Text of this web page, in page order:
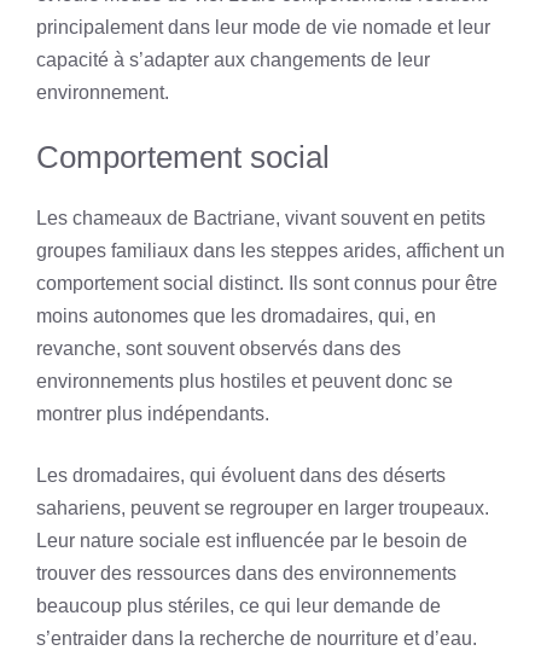
principalement dans leur mode de vie nomade et leur
capacité à s’adapter aux changements de leur
environnement.
Comportement social
Les chameaux de Bactriane, vivant souvent en petits
groupes familiaux dans les steppes arides, affichent un
comportement social distinct. Ils sont connus pour être
moins autonomes que les dromadaires, qui, en
revanche, sont souvent observés dans des
environnements plus hostiles et peuvent donc se
montrer plus indépendants.
Les dromadaires, qui évoluent dans des déserts
sahariens, peuvent se regrouper en larger troupeaux.
Leur nature sociale est influencée par le besoin de
trouver des ressources dans des environnements
beaucoup plus stériles, ce qui leur demande de
s’entraider dans la recherche de nourriture et d’eau.